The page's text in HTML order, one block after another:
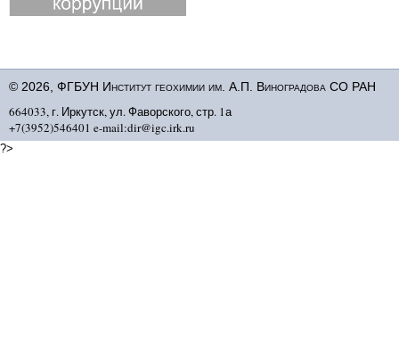
© 2026, ФГБУН Институт геохимии им. А.П. Виноградова СО РАН
664033, г. Иркутск, ул. Фаворского, стр. 1а
+7(3952)546401 e-mail:dir@igc.irk.ru
?>